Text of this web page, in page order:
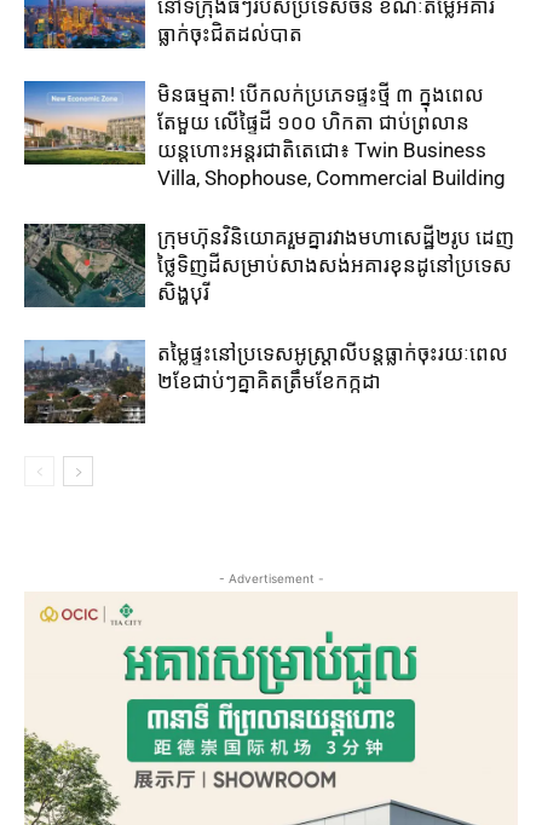
នៅ​ទីក្រុង​ធំៗ​របស់​ប្រទេសចិន ​ខណៈតម្លៃអគារ
ធ្លាក់​ចុះ​ជិត​ដល់​បាត
មិនធម្មតា! បើកលក់ប្រភេទផ្ទះថ្មី ៣ ក្នុងពេល
តែមួយ លើផ្ទៃដី ១០០ ហិកតា ​ជាប់​ព្រលាន
យន្តហោះ​អន្តរជាតិតេជោ៖ ​Twin Business
Villa, Shophouse, Commercial Building
ក្រុមហ៊ុន​វិនិយោគ​រួម​គ្នា​រវាង​មហាសេដ្ឋី២រូប ​ដេញ​
ថ្លៃ​ទិញ​ដី​សម្រាប់​សាងសង់​អគារខុនដូ​នៅ​ប្រទេស​
សិង្ហបុរី​
តម្លៃ​ផ្ទះ​នៅ​ប្រទេស​អូស្ត្រាលី​បន្ត​ធ្លាក់​ចុះ​រយៈ​ពេល​
២​ខែ​ជាប់ៗ​គ្នា​គិត​ត្រឹម​ខែ​កក្កដា​
- Advertisement -